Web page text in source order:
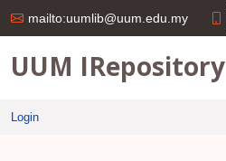
mailto:uumlib@uum.edu.my
UUM IRepository
Login